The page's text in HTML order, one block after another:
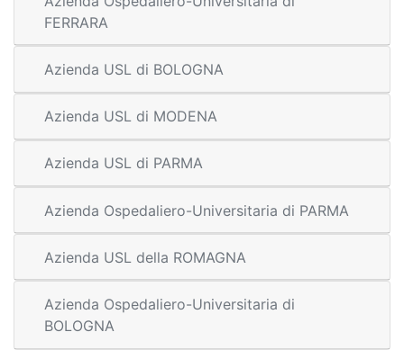
FERRARA
Azienda USL di BOLOGNA
Azienda USL di MODENA
Azienda USL di PARMA
Azienda Ospedaliero-Universitaria di PARMA
Azienda USL della ROMAGNA
Azienda Ospedaliero-Universitaria di
BOLOGNA